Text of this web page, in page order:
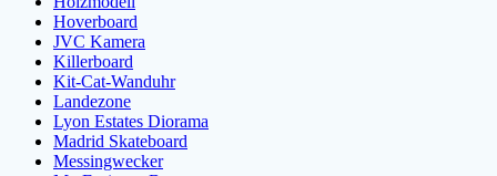
Hoverboard
JVC Kamera
Killerboard
Kit-Cat-Wanduhr
Landezone
Lyon Estates Diorama
Madrid Skateboard
Messingwecker